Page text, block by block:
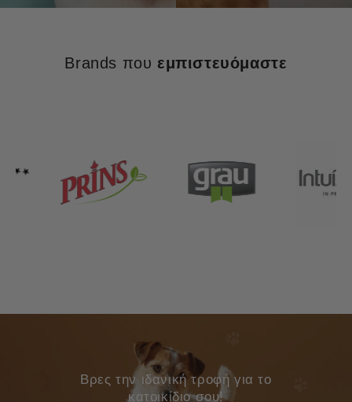
Brands που εμπιστευόμαστε
Bρες την ιδανική τροφή για το
κατοικίδιο σου!